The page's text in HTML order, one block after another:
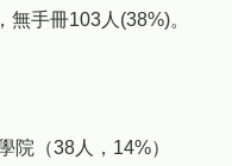
手冊103人(38%)。
院（38人，14%）